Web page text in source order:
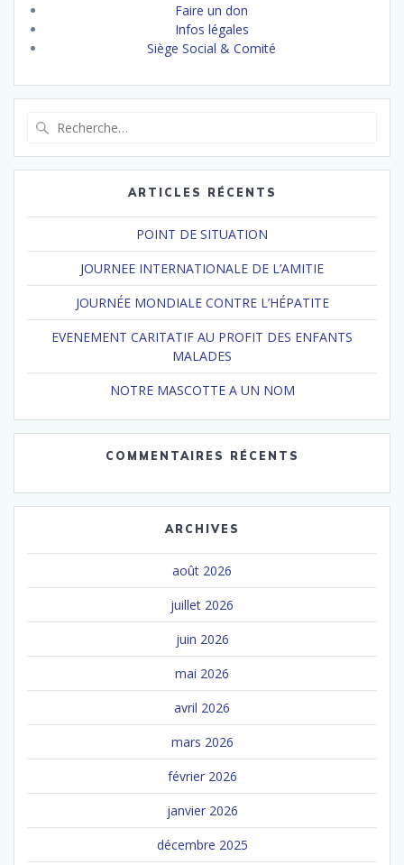
Faire un don
Infos légales
Siège Social & Comité
:
ARTICLES RÉCENTS
POINT DE SITUATION
JOURNEE INTERNATIONALE DE L’AMITIE
JOURNÉE MONDIALE CONTRE L’HÉPATITE
EVENEMENT CARITATIF AU PROFIT DES ENFANTS
MALADES
NOTRE MASCOTTE A UN NOM
COMMENTAIRES RÉCENTS
ARCHIVES
août 2026
juillet 2026
juin 2026
mai 2026
avril 2026
mars 2026
février 2026
janvier 2026
décembre 2025